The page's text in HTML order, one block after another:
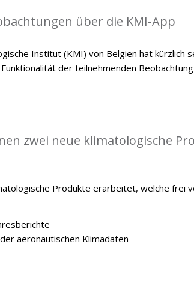
über die KMI-App
Institut (KMI) von Belgien hat kürzlich
der teilnehmenden
zwei neue klimatologische
Produkte erarbeitet, welche frei
aeronautischen Klimadaten